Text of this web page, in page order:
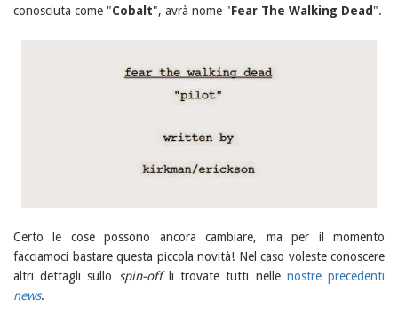
conosciuta come "Cobalt", avrà nome "Fear The Walking Dead".
Certo le cose possono ancora cambiare, ma per il momento
facciamoci bastare questa piccola novità! Nel caso voleste conoscere
altri dettagli sullo spin-offli trovate tutti nelle nostre precedenti
news.